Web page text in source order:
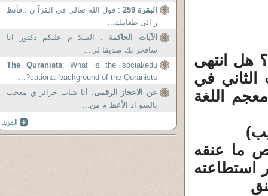
هل انتهى
في
اللغة
ما عنقه
استطاعته
البقرة 259
: قول الله تعالى في القرآ ن ..فأنظ
ر الى طعامك...
الآيات الحاكمة : السلا م عليكم دكتور انا
سافخر بك صديقا لي...
The Quranists: What is the social/edu
cational background of the Quranists?...
عن الاعجاز الرقمى: أنا شاب جزائر ي معجب
بالسو اد الأعظ م من...